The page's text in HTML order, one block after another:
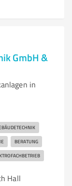
GmbH &
in
BERATUNG
Hall